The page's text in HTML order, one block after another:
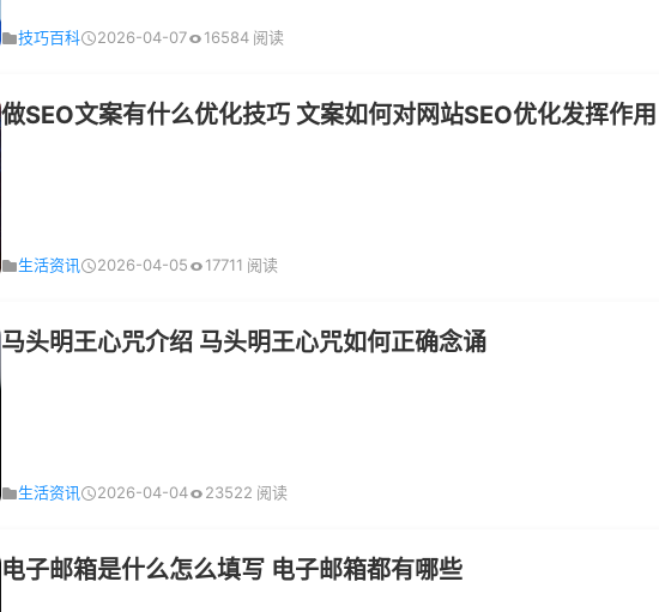
技巧百科 2026-04-07 16584 阅读
做SEO文案有什么优化技巧 文案如何对网站SEO优化发挥作用
生活资讯 2026-04-05 17711 阅读
马头明王心咒介绍 马头明王心咒如何正确念诵
生活资讯 2026-04-04 23522 阅读
电子邮箱是什么怎么填写 电子邮箱都有哪些